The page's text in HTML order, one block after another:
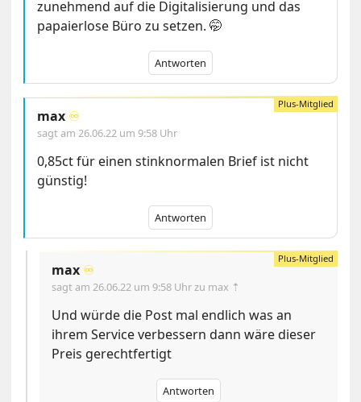
zunehmend auf die Digitalisierung und das
papaierlose Büro zu setzen. 🤭
Antworten
max ♾️
sagt am26.06.22 um 9:58 Uhr
0,85ct für einen stinknormalen Brief ist nicht
günstig!
Antworten
max ♾️
sagt am26.06.22 um 9:58 Uhrzu max ⇡
Und würde die Post mal endlich was an
ihrem Service verbessern dann wäre dieser
Preis gerechtfertigt
Antworten